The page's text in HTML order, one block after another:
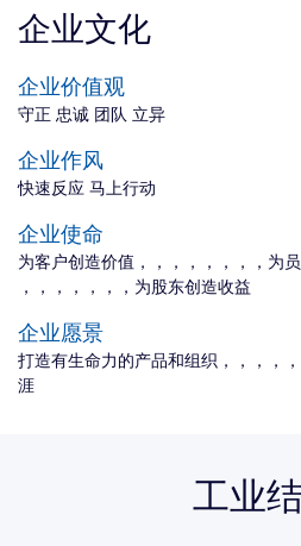
企业文化
企业价值观
守正 忠诚 团队 立异
企业作风
快速反应 马上行动
企业使命
为客户创造价值， ，，，，，，，为
，，，，，，，为股东创造收益
企业愿景
打造有生命力的产品和组织， ，，，，
涯
工业